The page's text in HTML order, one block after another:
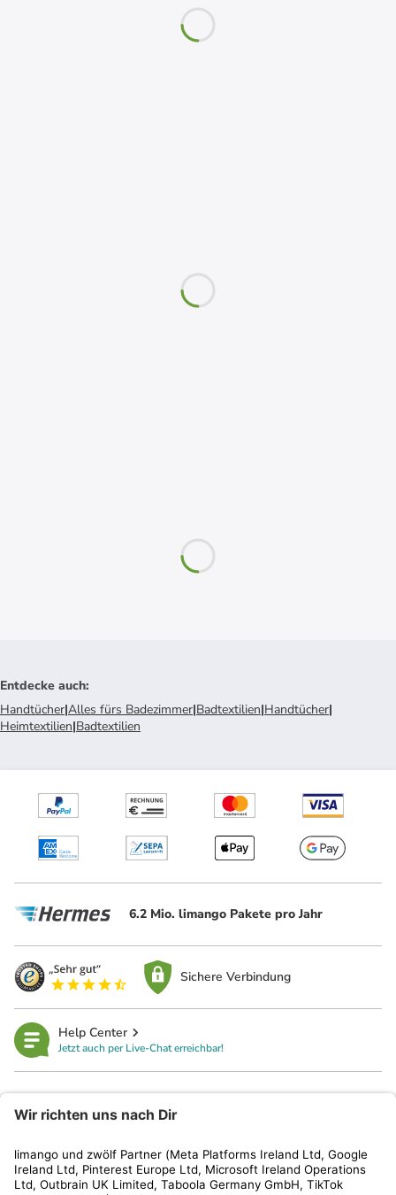
Entdecke auch:
Handtücher|Alles fürs Badezimmer|Badtextilien|Handtücher|
Heimtextilien|Badtextilien
6.2 Mio. limango Pakete pro Jahr
Sichere Verbindung
Help Center
Jetzt auch per Live-Chat erreichbar!
Kundenservice